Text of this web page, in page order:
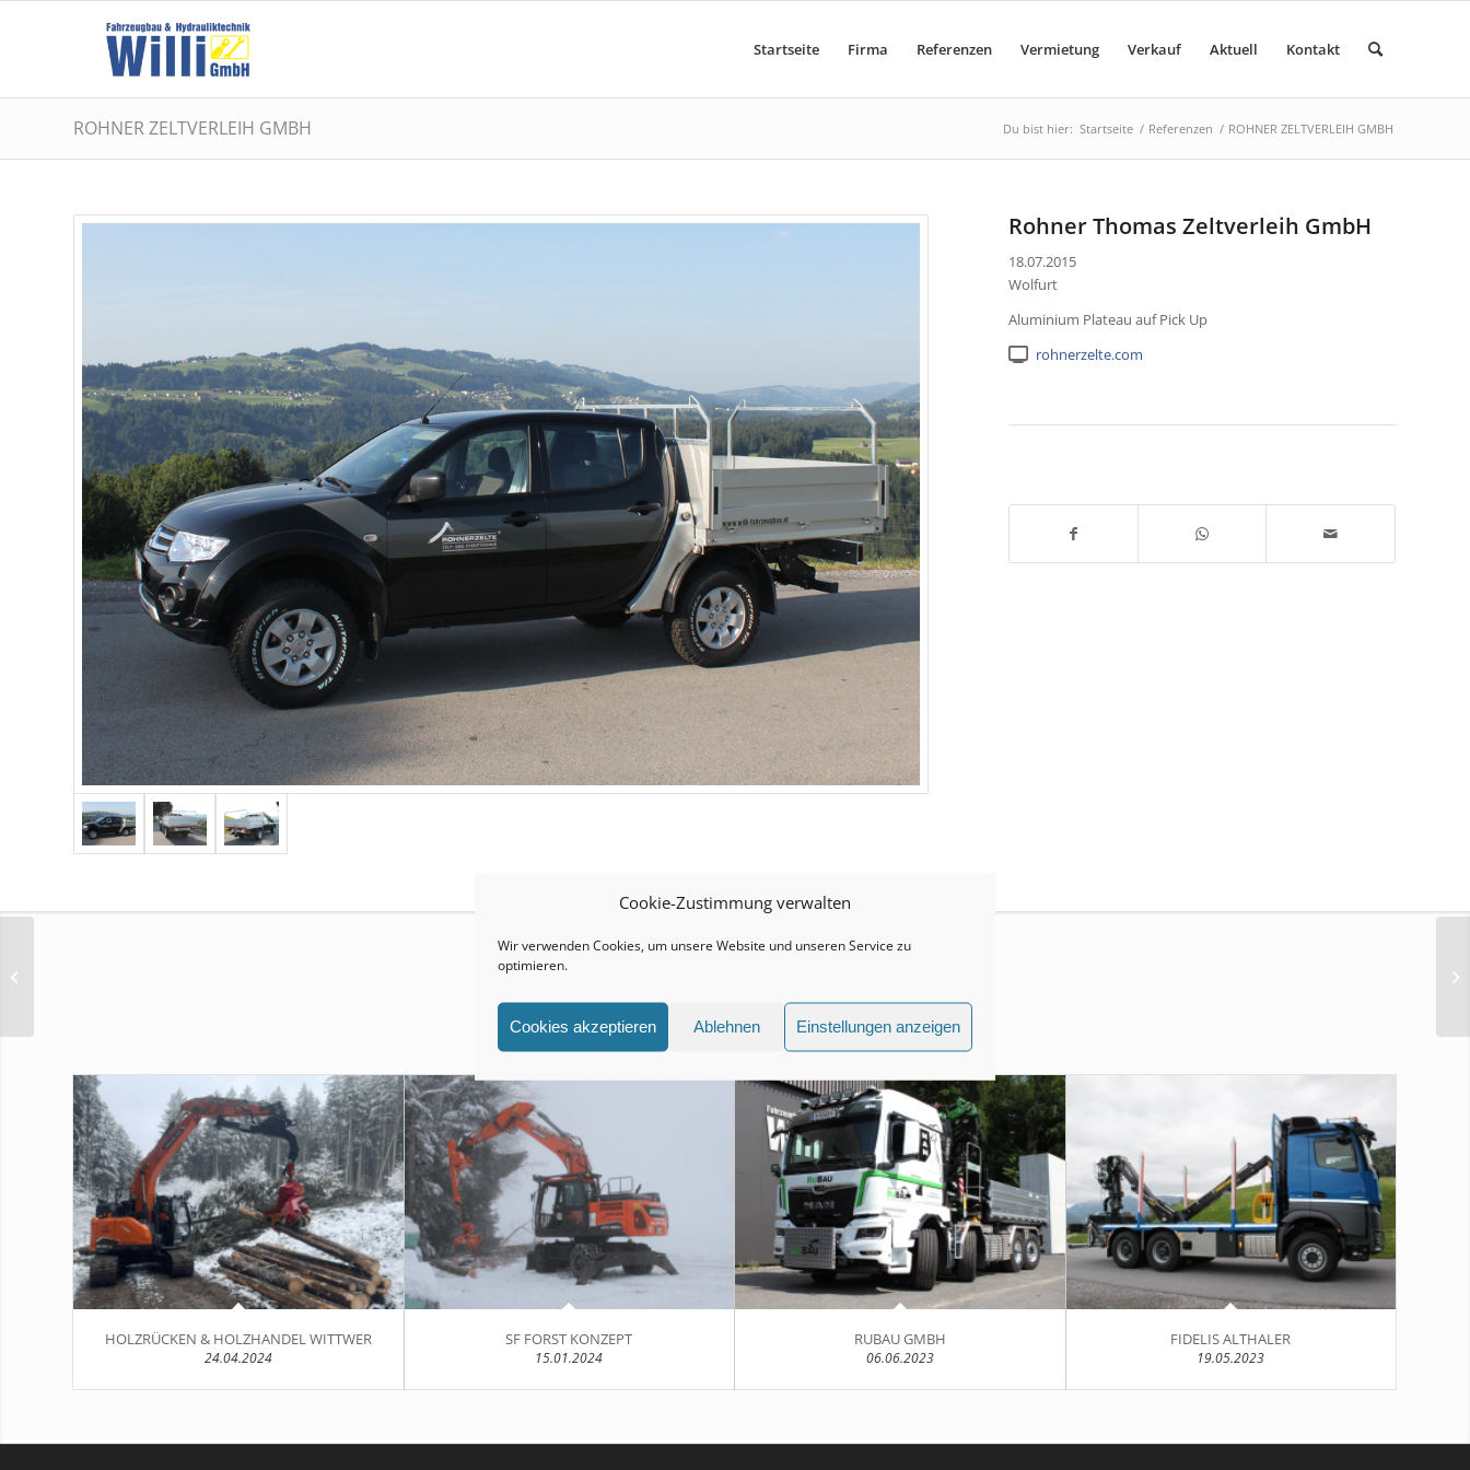
Cookie-Zustimmung verwalten
Wir verwenden Cookies, um unsere Website und unseren Service zu
optimieren.
Cookies akzeptieren Ablehnen Einstellungen anzeigen
Startseite Firma Referenzen Vermietung Verkauf Aktuell Kontakt
ROHNER ZELTVERLEIH GMBH Du bist hier: Startseite / Referenzen / ROHNER ZELTVERLEIH GMBH
Rohner Thomas Zeltverleih GmbH
18.07.2015
Wolfurt
Aluminium Plateau auf Pick Up
rohnerzelte.com
HOLZRÜCKEN & HOLZHANDEL WITTWER
24.04.2024
SF FORST KONZEPT
15.01.2024
RUBAU GMBH
06.06.2023
FIDELIS ALTHALER
19.05.2023